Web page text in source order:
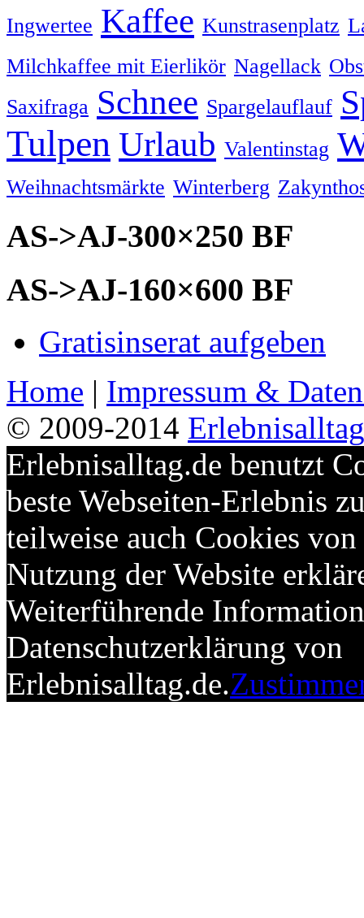
Ingwertee Kaffee Kunstrasenplatz
Milchkaffee mit Eierlikör Nagellack
Saxifraga Schnee Spargelauflauf
Tulpen Urlaub Valentinstag
Weihnachtsmärkte Winterberg
AS->AJ-300×250 BF
AS->AJ-160×600 BF
Gratisinserat aufgeben
Home | Impressum &
© 2009-2014
Erlebnisalltag.de benutzt
beste Webseiten-Erlebnis
teilweise auch Cookies
Nutzung der Website
Weiterführende
Datenschutzerklärung von
Erlebnisalltag.de.